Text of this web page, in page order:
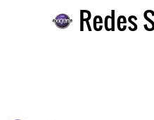
Redes